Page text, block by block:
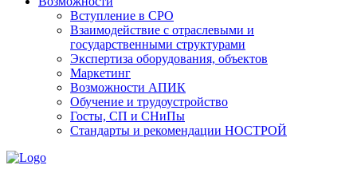
Вступление в СРО
Взаимодействие с отраслевыми и
государственными структурами
Экспертиза оборудования, объектов
Маркетинг
Возможности АПИК
Обучение и трудоустройство
Госты, СП и СНиПы
Стандарты и рекомендации НОСТРОЙ